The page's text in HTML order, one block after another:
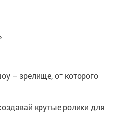
– зрелище, от которого
крутые ролики для